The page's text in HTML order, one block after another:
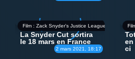
Film : Zack Snyder's Justice League
2 mars 2021, 18:17
La Snyder Cut sortira
le 18 mars en France
en
ci